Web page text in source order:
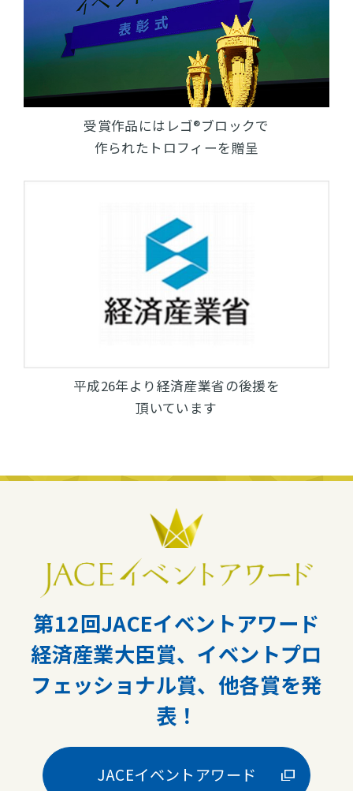
受賞作品にはレゴ®ブロックで
作られたトロフィーを贈呈
平成26年より経済産業省の後援を
頂いています
第12回JACEイベントアワード
経済産業大臣賞、イベントプロ
フェッショナル賞、他各賞を発
表！
JACEイベントアワード